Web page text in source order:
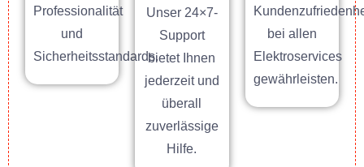
Professionalität
und
Sicherheitsstandards.
Unser 24×7-
Support
bietet Ihnen
jederzeit und
überall
zuverlässige
Hilfe.
bei allen
Elektroservices
gewährleisten.